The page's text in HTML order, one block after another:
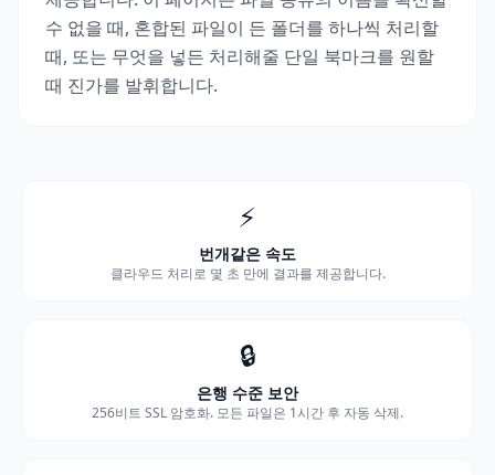
수 없을 때, 혼합된 파일이 든 폴더를 하나씩 처리할
때, 또는 무엇을 넣든 처리해줄 단일 북마크를 원할
때 진가를 발휘합니다.
⚡
번개같은 속도
클라우드 처리로 몇 초 만에 결과를 제공합니다.
🔒
은행 수준 보안
256비트 SSL 암호화. 모든 파일은 1시간 후 자동 삭제.